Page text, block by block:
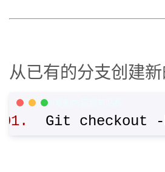
从已有的分支创建
PHP Code
Git checkout